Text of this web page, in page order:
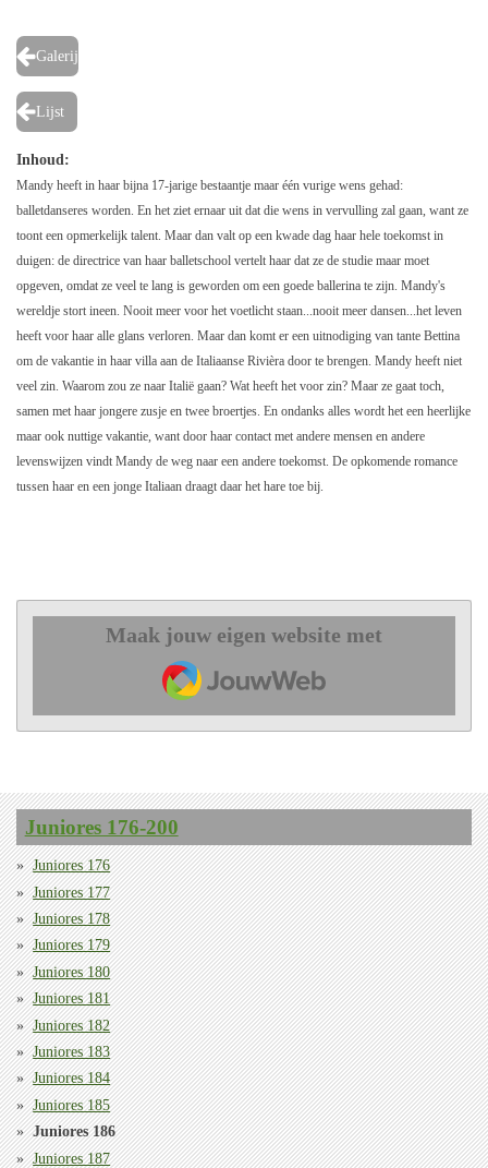
Galerij
Lijst
Inhoud:
Mandy heeft in haar bijna 17-jarige bestaantje maar één vurige wens gehad:
balletdanseres worden. En het ziet ernaar uit dat die wens in vervulling zal gaan, want ze
toont een opmerkelijk talent. Maar dan valt op een kwade dag haar hele toekomst in
duigen: de directrice van haar balletschool vertelt haar dat ze de studie maar moet
opgeven, omdat ze veel te lang is geworden om een goede ballerina te zijn. Mandy's
wereldje stort ineen. Nooit meer voor het voetlicht staan...nooit meer dansen...het leven
heeft voor haar alle glans verloren. Maar dan komt er een uitnodiging van tante Bettina
om de vakantie in haar villa aan de Italiaanse Rivièra door te brengen. Mandy heeft niet
veel zin. Waarom zou ze naar Italië gaan? Wat heeft het voor zin? Maar ze gaat toch,
samen met haar jongere zusje en twee broertjes. En ondanks alles wordt het een heerlijke
maar ook nuttige vakantie, want door haar contact met andere mensen en andere
levenswijzen vindt Mandy de weg naar een andere toekomst. De opkomende romance
tussen haar en een jonge Italiaan draagt daar het hare toe bij.
Maak jouw eigen website met
JouwWeb
Juniores 176-200
Juniores 176
Juniores 177
Juniores 178
Juniores 179
Juniores 180
Juniores 181
Juniores 182
Juniores 183
Juniores 184
Juniores 185
Juniores 186
Juniores 187